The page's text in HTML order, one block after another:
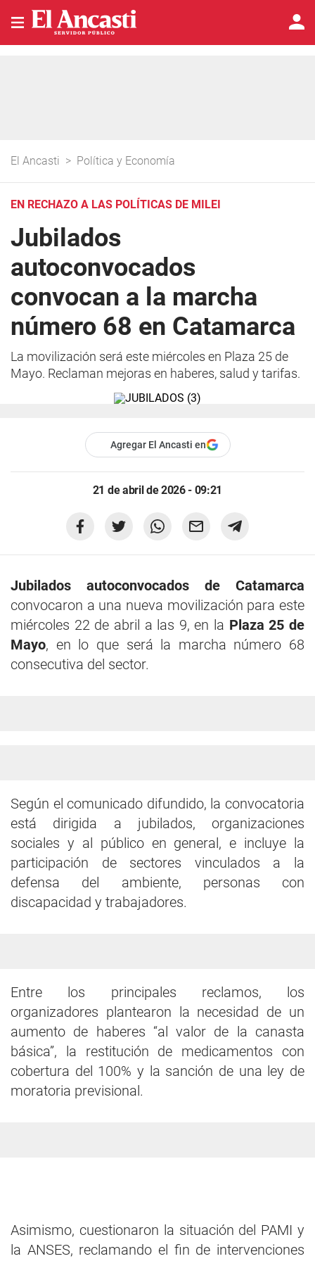
El Ancasti > Política y Economía
EN RECHAZO A LAS POLÍTICAS DE MILEI
Jubilados
autoconvocados
convocan a la marcha
número 68 en Catamarca
La movilización será este miércoles en Plaza 25 de
Mayo. Reclaman mejoras en haberes, salud y tarifas.
Agregar El Ancasti en
21 de abril de 2026 - 09:21
Jubilados autoconvocados de Catamarca
convocaron a una nueva movilización para este
miércoles 22 de abril a las 9, en la Plaza 25 de
Mayo, en lo que será la marcha número 68
consecutiva del sector.
Según el comunicado difundido, la convocatoria
está dirigida a jubilados, organizaciones
sociales y al público en general, e incluye la
participación de sectores vinculados a la
defensa del ambiente, personas con
discapacidad y trabajadores.
Entre los principales reclamos, los
organizadores plantearon la necesidad de un
aumento de haberes “al valor de la canasta
básica”, la restitución de medicamentos con
cobertura del 100% y la sanción de una ley de
moratoria previsional.
Asimismo, cuestionaron la situación del PAMI y
la ANSES, reclamando el fin de intervenciones